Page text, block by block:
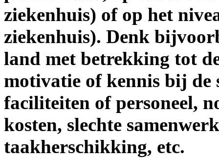
ziekenhuis) of op het
ziekenhuis). Denk
land met betrekking tot
motivatie of kennis bij de
faciliteiten of personeel,
kosten, slechte
taakherschikking, etc.